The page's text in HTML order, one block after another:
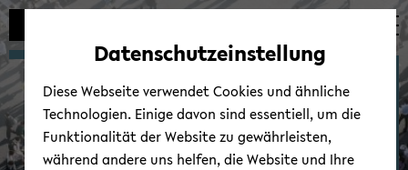
Automatische
vermeiden
zum
wechseln
zum
wechseln
zum
wechseln
cial In­tel­li­gence
Datenschutzeinstellung
Diese Webseite verwendet Cookies und ähnliche
Technologien. Einige davon sind essentiell, um die
Funktionalität der Website zu gewährleisten,
während andere uns helfen, die Website und Ihre